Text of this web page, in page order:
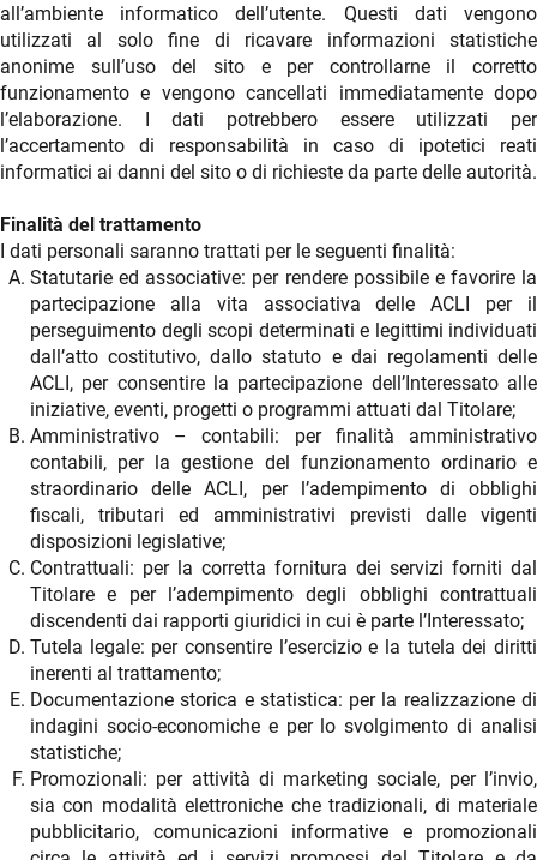
all’ambiente informatico dell’utente. Questi dati vengono
utilizzati al solo fine di ricavare informazioni statistiche
anonime sull’uso del sito e per controllarne il corretto
funzionamento e vengono cancellati immediatamente dopo
l’elaborazione. I dati potrebbero essere utilizzati per
l’accertamento di responsabilità in caso di ipotetici reati
informatici ai danni del sito o di richieste da parte delle autorità.
Finalità del trattamento
I dati personali saranno trattati per le seguenti finalità:
Statutarie ed associative: per rendere possibile e favorire la
partecipazione alla vita associativa delle ACLI per il
perseguimento degli scopi determinati e legittimi individuati
dall’atto costitutivo, dallo statuto e dai regolamenti delle
ACLI, per consentire la partecipazione dell’Interessato alle
iniziative, eventi, progetti o programmi attuati dal Titolare;
Amministrativo – contabili: per finalità amministrativo
contabili, per la gestione del funzionamento ordinario e
straordinario delle ACLI, per l’adempimento di obblighi
fiscali, tributari ed amministrativi previsti dalle vigenti
disposizioni legislative;
Contrattuali: per la corretta fornitura dei servizi forniti dal
Titolare e per l’adempimento degli obblighi contrattuali
discendenti dai rapporti giuridici in cui è parte l’Interessato;
Tutela legale: per consentire l’esercizio e la tutela dei diritti
inerenti al trattamento;
Documentazione storica e statistica: per la realizzazione di
indagini socio-economiche e per lo svolgimento di analisi
statistiche;
Promozionali: per attività di marketing sociale, per l’invio,
sia con modalità elettroniche che tradizionali, di materiale
pubblicitario, comunicazioni informative e promozionali